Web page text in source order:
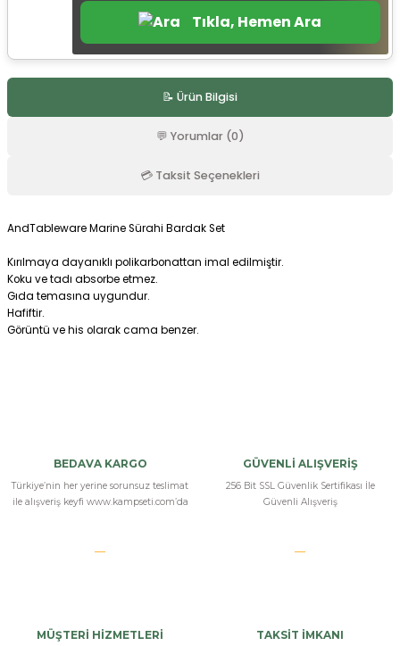
Tıkla, Hemen Ara
📝 Ürün Bilgisi
💬 Yorumlar (0)
💳 Taksit Seçenekleri
AndTableware Marine Sürahi Bardak Set
Kırılmaya dayanıklı polikarbonattan imal edilmiştir.
Koku ve tadı absorbe etmez.
Gıda temasına uygundur.
Hafiftir.
Görüntü ve his olarak cama benzer.
BEDAVA KARGO
Türkiye’nin her yerine sorunsuz teslimat
ile alışveriş keyfi www.kampseti.com’da
GÜVENLİ ALIŞVERİŞ
256 Bit SSL Güvenlik Sertifikası İle
Güvenli Alışveriş
MÜŞTERİ HİZMETLERİ TAKSİT İMKANI